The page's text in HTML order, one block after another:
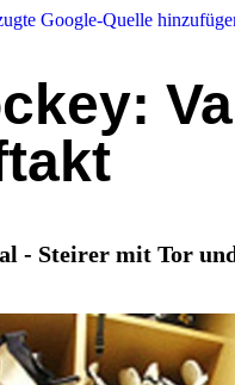
Google-Quelle
- Steirer mit Tor